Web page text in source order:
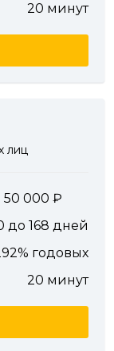
20 минут
лиц
50 000
до 168 дней
годовых
20 минут